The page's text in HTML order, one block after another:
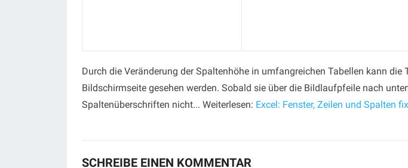
Durch die Veränderung der Spaltenhöhe in umfangreichen Tabellen kann die
Bildschirmseite gesehen werden. Sobald sie über die Bildlaufpfeile nach
Spaltenüberschriften nicht... Weiterlesen: Excel: Fenster, Zeilen und Spalten
SCHREIBE EINEN KOMMENTAR